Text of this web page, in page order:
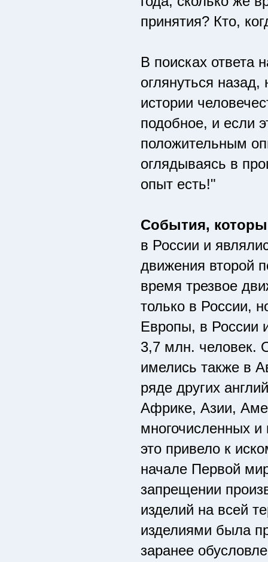
принятия? Кто,
В поисках ответа
оглянуться
истории
подобное, и если
положительным
оглядываясь в
опыт есть!"
События,
в России и
движения второй
время трезвое
только в России,
Европы, в России
3,7 млн. человек.
имелись также в
ряде других
Африке, Азии,
многочисленных
это привело к
начале Первой
запрещении
изделий на всей
изделиями была
заранее